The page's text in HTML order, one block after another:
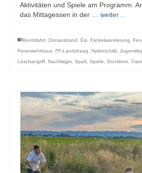
Aktivitäten und Spiele am Programm.
das Mittagessen in der … weiter…
Bootsfahrt Donaustrand Eis Fackelwanderung
Feuerwehrhaus FF-Landshaag Hydroschild
Löschangriff Nachtlager, Spaß Spiele Stockbrot